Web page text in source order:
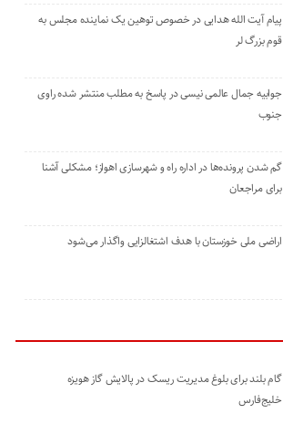
پیام آیت الله هدایی در خصوص توهین یک نماینده مجلس به
قوم بزرگ لر
جوابیه جمال عالمی نیسی در پاسخ به مطلب منتشر شده راوی
جنوب
گم شدن پرونده‌ها در اداره راه و شهرسازی اهواز؛ مشکلی آشنا
برای مراجعان
اراضی ملی خوزستان با هدف اشتغالزایی واگذار می‌شود
گام بلند برای بلوغ مدیریت ریسک در پالایش گاز هویزه
خلیج‌فارس